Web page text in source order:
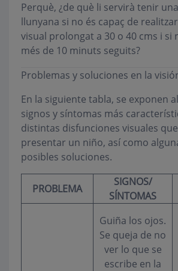
Perquè, ¿de què li servirà tenir
llunyana si no és capaç de
visual prolongat a 30 o 40 cms i si
més de 10 minuts seguits?
Problemas y soluciones en la
En la siguiente tabla, se exponen
signos y síntomas más
distintas disfunciones visuales
presentar un niño, así como
posibles soluciones.
PROBLEMA
SIGNOS/
SÍNTOMAS
Guiña los ojos.
Se queja de no
ver lo que se
escribe en la